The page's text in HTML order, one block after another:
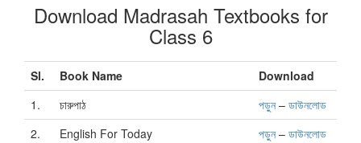
Download Madrasah Textbooks for
Class 6
Sl. Book Name
Download
1.
চারুপাঠ পড়ুন– ডাউনলোড
2.
English For Today পড়ুন– ডাউনলোড